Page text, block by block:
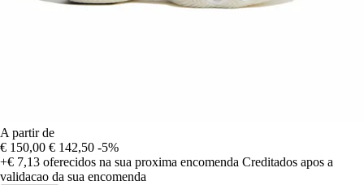
A partir de
€ 150,00 € 142,50 -5%
+€ 7,13 oferecidos na sua proxima encomenda Creditados apos a
validacao da sua encomenda